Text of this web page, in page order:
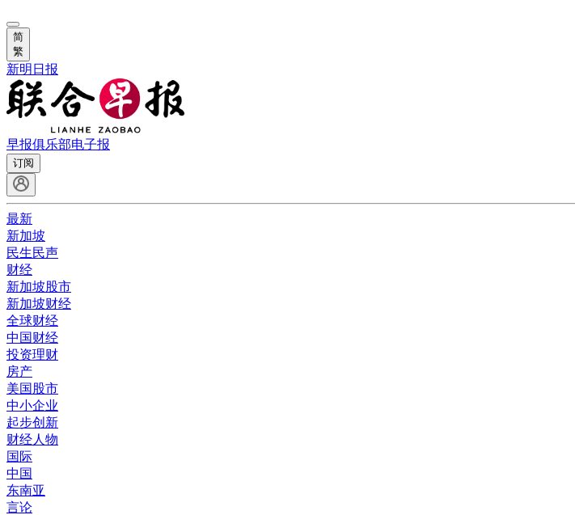
简
繁
新明日报
早报俱乐部电子报
订阅
最新
新加坡
民生民声
财经
新加坡股市
新加坡财经
全球财经
中国财经
投资理财
房产
美国股市
中小企业
起步创新
财经人物
国际
中国
东南亚
言论